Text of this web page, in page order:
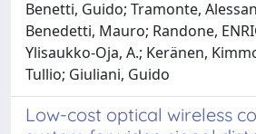
Benetti, Guido; Tramonte,
Benedetti, Mauro; Randone,
Ylisaukko-Oja, A.; Keränen,
Tullio; Giuliani, Guido
Low-cost optical wireless